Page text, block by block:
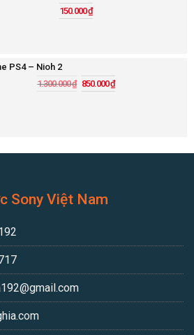
150.000₫
PS4 – Nioh 2
1.300.000₫ 850.000₫
Sony Việt Nam